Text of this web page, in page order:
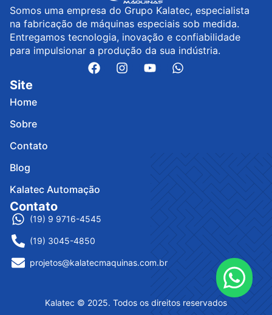
Somos uma empresa do Grupo Kalatec, especialista
na fabricação de máquinas especiais sob medida.
Entregamos tecnologia, inovação e confiabilidade
para impulsionar a produção da sua indústria.
Site
Home
Sobre
Contato
Blog
Kalatec Automação
Contato
(19) 9 9716-4545
(19) 3045-4850
projetos@kalatecmaquinas.com.br
Kalatec © 2025. Todos os direitos reservados